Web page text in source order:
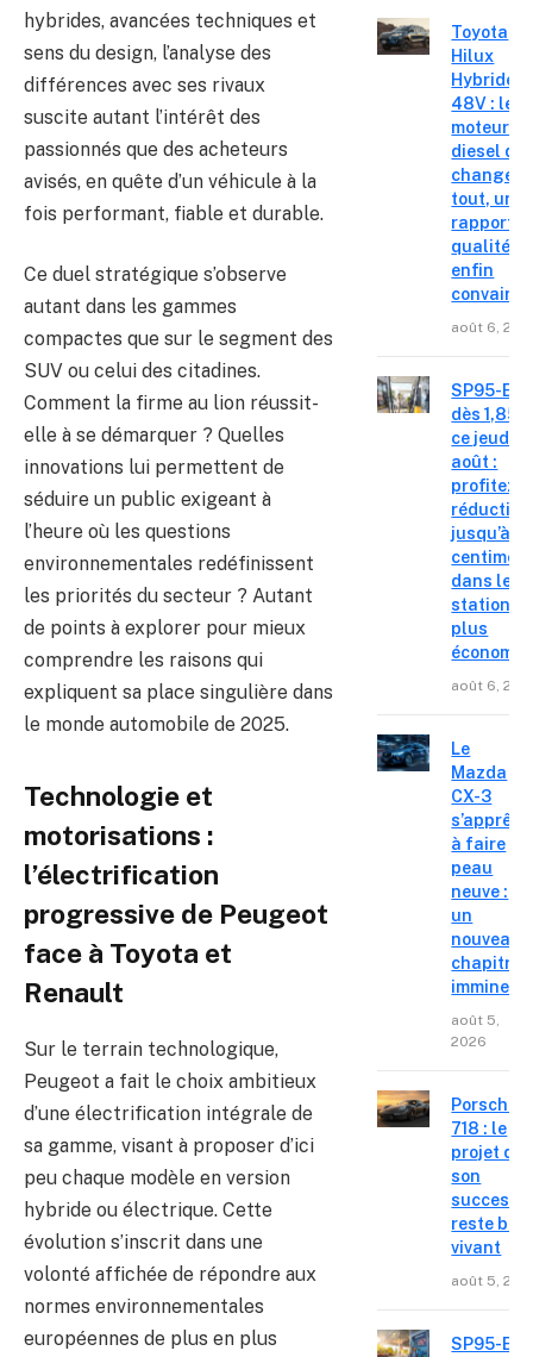
hybrides, avancées techniques et
sens du design, l’analyse des
différences avec ses rivaux
suscite autant l’intérêt des
passionnés que des acheteurs
avisés, en quête d’un véhicule à la
fois performant, fiable et durable.
Ce duel stratégique s’observe
autant dans les gammes
compactes que sur le segment des
SUV ou celui des citadines.
Comment la firme au lion réussit-
elle à se démarquer ? Quelles
innovations lui permettent de
séduire un public exigeant à
l’heure où les questions
environnementales redéfinissent
les priorités du secteur ? Autant
de points à explorer pour mieux
comprendre les raisons qui
expliquent sa place singulière dans
le monde automobile de 2025.
Technologie et
motorisations :
l’électrification
progressive de Peugeot
face à Toyota et
Renault
Sur le terrain technologique,
Peugeot a fait le choix ambitieux
d’une électrification intégrale de
sa gamme, visant à proposer d’ici
peu chaque modèle en version
hybride ou électrique. Cette
évolution s’inscrit dans une
volonté affichée de répondre aux
normes environnementales
européennes de plus en plus
Toyota
Hilux
Hybride
48V : le
moteur
diesel qui
change
tout, un
rapport
qualité-
enfin
août 6,
SP95-E10
dès 1,85
ce jeudi 6
août :
profitez
jusqu’à 15
centimes
dans les
stations
plus
août 6,
Le
Mazda
CX-3
s’apprête
à faire
peau
neuve :
un
nouveau
chapitre
imminent
août 5,
2026
Porsche
718 : le
projet de
son
reste bien
vivant
août 5,
SP95-E10